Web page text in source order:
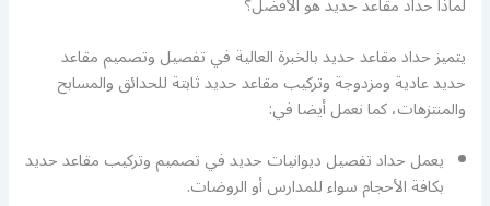
يتميز حداد مقاعد حديد بالخبرة العالية في تفصيل وتصميم مقاعد
حديد عادية ومزدوجة وتركيب مقاعد حديد ثابتة للحدائق والمسابح
والمنتزهات، كما نعمل أيضا في:
يعمل حداد تفصيل ديوانيات حديد في تصميم وتركيب مقاعد حديد
بكافة الأحجام سواء للمدارس أو الروضات.